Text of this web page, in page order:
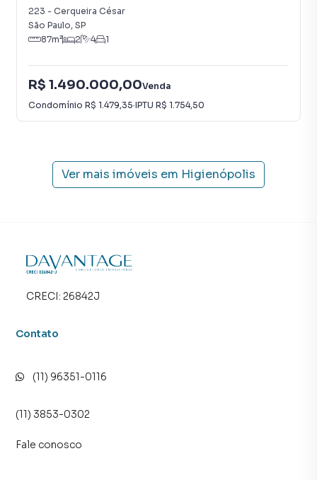
223 - Cerqueira César
São Paulo, SP
87m² 2 4 1
R$ 1.490.000,00Venda
Condomínio R$ 1.479,35·IPTU R$ 1.754,50
Ver mais imóveis em Higienópolis
CRECI: 26842J
Contato
(11) 96351-0116
(11) 3853-0302
Fale conosco